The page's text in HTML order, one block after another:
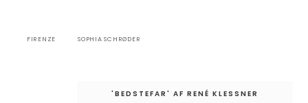
FIRENZE SOPHIA SCHRØDER
Indlægsnavigation'BEDSTEFAR' AF RENÉ KLESSNER